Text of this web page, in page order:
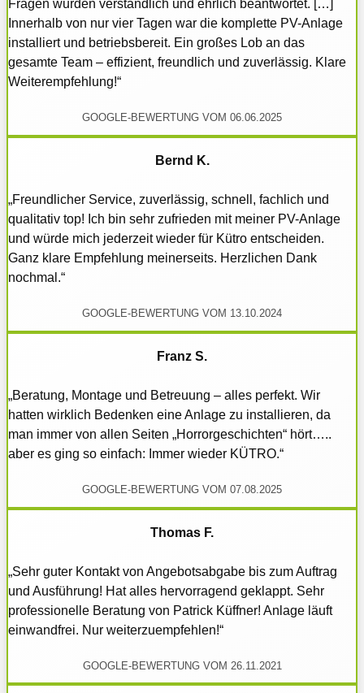
Fragen wurden verständlich und ehrlich beantwortet. […]
Innerhalb von nur vier Tagen war die komplette PV-Anlage
installiert und betriebsbereit. Ein großes Lob an das
gesamte Team – effizient, freundlich und zuverlässig. Klare
Weiterempfehlung!“
GOOGLE-BEWERTUNG VOM 06.06.2025
Bernd K.
„Freundlicher Service, zuverlässig, schnell, fachlich und
qualitativ top! Ich bin sehr zufrieden mit meiner PV-Anlage
und würde mich jederzeit wieder für Kütro entscheiden.
Ganz klare Empfehlung meinerseits. Herzlichen Dank
nochmal.“
GOOGLE-BEWERTUNG VOM 13.10.2024
Franz S.
„Beratung, Montage und Betreuung – alles perfekt. Wir
hatten wirklich Bedenken eine Anlage zu installieren, da
man immer von allen Seiten „Horrorgeschichten“ hört…..
aber es ging so einfach: Immer wieder KÜTRO.“
GOOGLE-BEWERTUNG VOM 07.08.2025
Thomas F.
„Sehr guter Kontakt von Angebotsabgabe bis zum Auftrag
und Ausführung! Hat alles hervorragend geklappt. Sehr
professionelle Beratung von Patrick Küffner! Anlage läuft
einwandfrei. Nur weiterzuempfehlen!“
GOOGLE-BEWERTUNG VOM 26.11.2021